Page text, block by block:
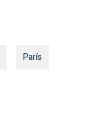
París